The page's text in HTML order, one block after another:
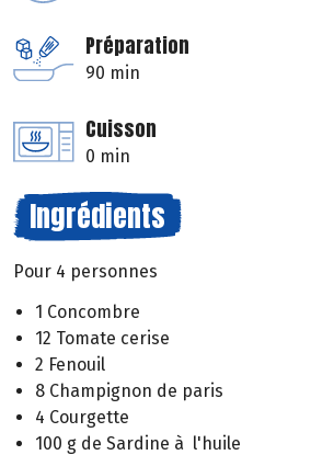
Préparation
90 min
Cuisson
0 min
Ingrédients
Pour 4 personnes
1 Concombre
12 Tomate cerise
2 Fenouil
8 Champignon de paris
4 Courgette
100 g de Sardine à l'huile